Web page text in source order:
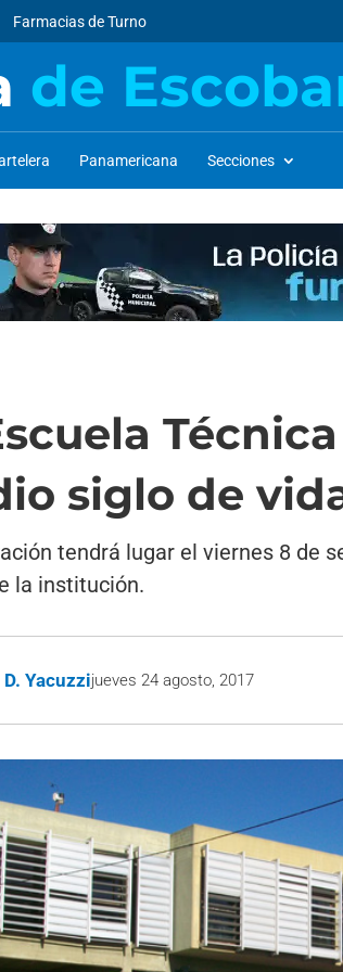
Farmacias de Turno
de
Panamericana Secciones
siglo de
tendrá lugar el viernes 8 de
la institución.
Yacuzzijueves 24 agosto, 2017